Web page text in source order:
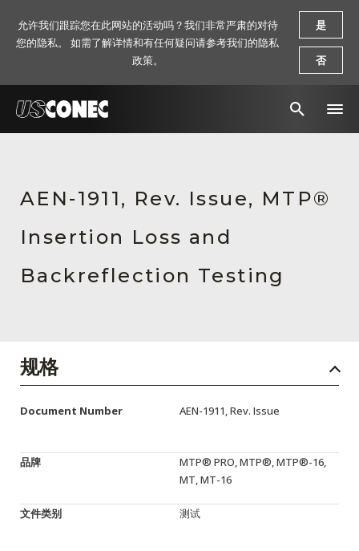
English Website
工作机会
新闻稿
AEN-1911, Rev. Issue, MTP®
Insertion Loss and
Backreflection Testing
规格
Document Number AEN-1911, Rev. Issue
品牌
MTP® PRO, MTP®, MTP®-16,
MT, MT-16
文件类别 测试
允许我们跟踪您在此网站的活动吗？我们非常严肃的对待
您的隐私。 如需了解详情和有任何疑问请参考我们的隐私
政策。
是
否